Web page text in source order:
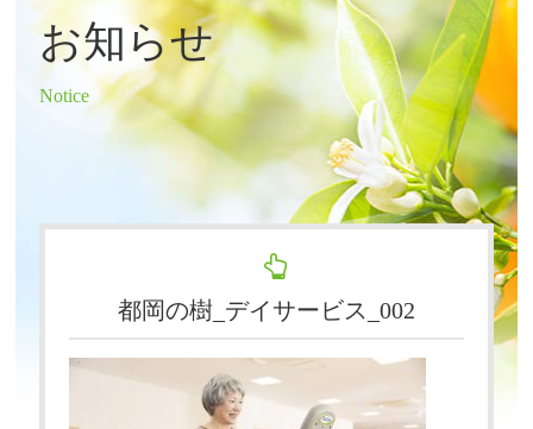
お知らせ
Notice
都岡の樹_デイサービス_002